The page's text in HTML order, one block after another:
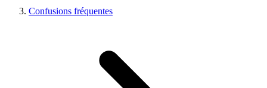
Confusions fréquentes